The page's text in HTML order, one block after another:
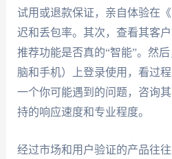
试用或退款保证，亲自体验在
迟和丢包率。其次，查看其客
推荐功能是否真的“智能”。然
脑和手机）上登录使用，看过
一个你可能遇到的问题，咨询
持的响应速度和专业程度。
经过市场和用户验证的产品往